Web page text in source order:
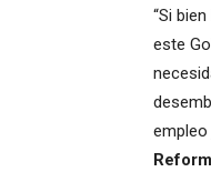
“Si
este
empleo